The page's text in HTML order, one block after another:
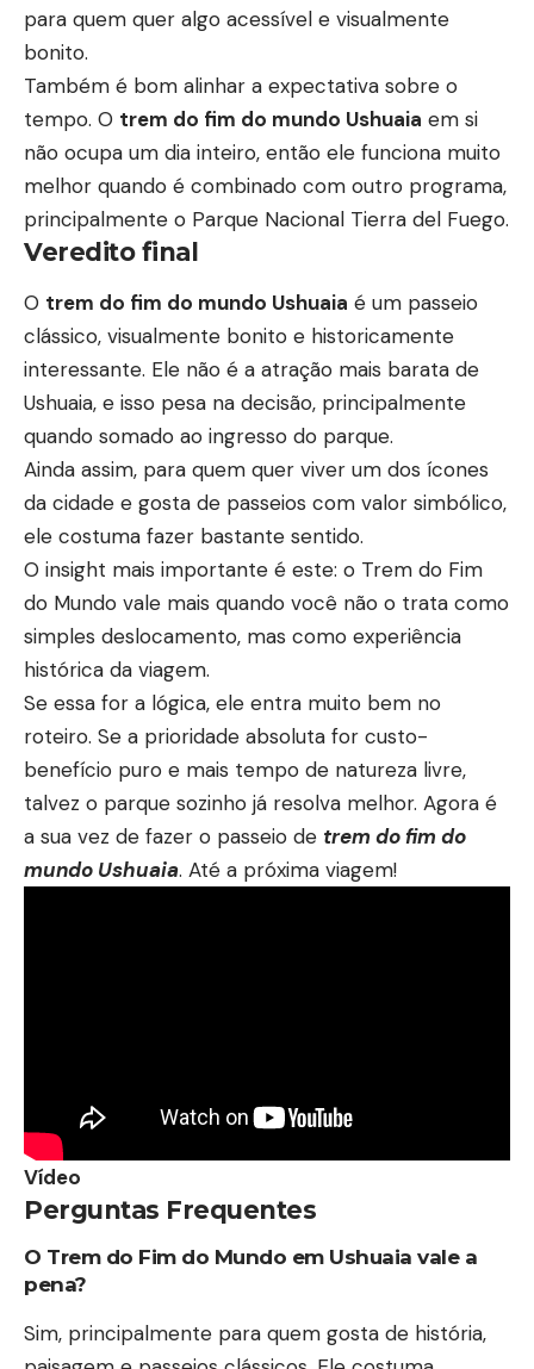
para quem quer algo acessível e visualmente
bonito.
Também é bom alinhar a expectativa sobre o
tempo. O trem do fim do mundo Ushuaia em si
não ocupa um dia inteiro, então ele funciona muito
melhor quando é combinado com outro programa,
principalmente o Parque Nacional Tierra del Fuego.
Veredito final
O trem do fim do mundo Ushuaia é um passeio
clássico, visualmente bonito e historicamente
interessante. Ele não é a atração mais barata de
Ushuaia, e isso pesa na decisão, principalmente
quando somado ao ingresso do parque.
Ainda assim, para quem quer viver um dos ícones
da cidade e gosta de passeios com valor simbólico,
ele costuma fazer bastante sentido.
O insight mais importante é este: o Trem do Fim
do Mundo vale mais quando você não o trata como
simples deslocamento, mas como experiência
histórica da viagem.
Se essa for a lógica, ele entra muito bem no
roteiro. Se a prioridade absoluta for custo-
benefício puro e mais tempo de natureza livre,
talvez o parque sozinho já resolva melhor. Agora é
a sua vez de fazer o passeio de trem do fim do
mundo Ushuaia. Até a próxima viagem!
Vídeo
Perguntas Frequentes
O Trem do Fim do Mundo em Ushuaia vale a
pena?
Sim, principalmente para quem gosta de história,